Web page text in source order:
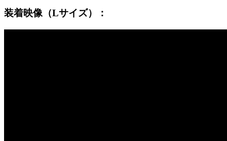
装着映像（Lサイズ）：